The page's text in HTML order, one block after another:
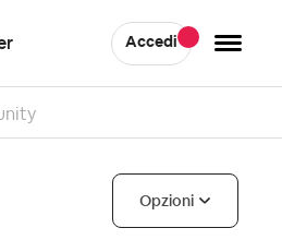
Accedi
Opzioni